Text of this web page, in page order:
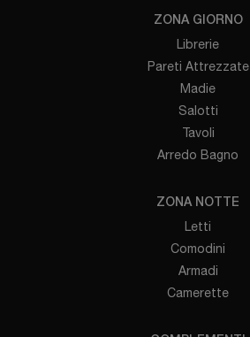
ZONA GIORNO
Librerie
Pareti Attrezzate
Madie
Salotti
Tavoli
Arredo Bagno
ZONA NOTTE
Letti
Comodini
Armadi
Camerette